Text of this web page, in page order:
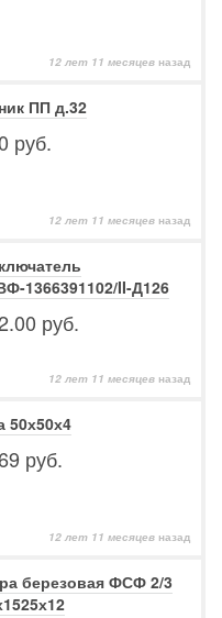
12 лет 11 месяцев назад
ПП д.32
руб.
12 лет 11 месяцев назад
1366391102/II-Д126
руб.
12 лет 11 месяцев назад
50х50х4
руб.
12 лет 11 месяцев назад
березовая ФСФ 2/3